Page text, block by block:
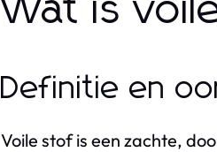
Wat is
Definitie en
Voile stof is een zachte,